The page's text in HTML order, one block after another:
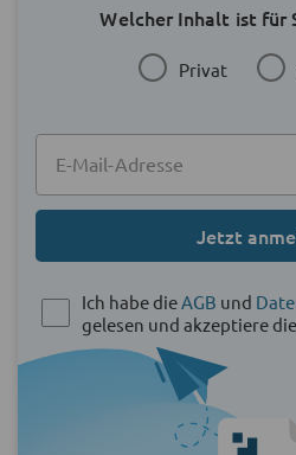
Welcher Inhalt ist für
Privat
Jetzt
Ich habe die AGB und
gelesen und akzeptiere